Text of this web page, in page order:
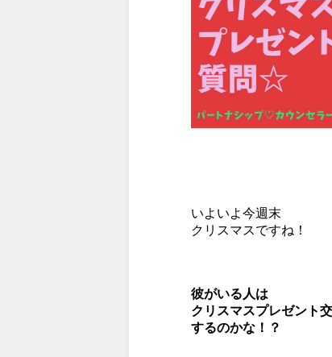
いよいよ今週末
クリスマスですね！
彼がいる人は
クリスマスプレゼント
するのかな！？